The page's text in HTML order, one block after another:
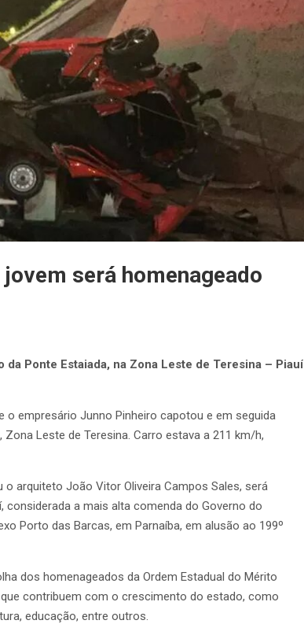
será homenageado
Ponte Estaiada, na Zona Leste de Teresina – Piauí
o empresário Junno Pinheiro capotou e em seguida
Leste de Teresina. Carro estava a 211 km/h,
arquiteto João Vitor Oliveira Campos Sales, será
a mais alta comenda do Governo do
Porto das Barcas, em Parnaíba, em alusão ao 199º
dos homenageados da Ordem Estadual do Mérito
contribuem com o crescimento do estado, como
educação, entre outros.